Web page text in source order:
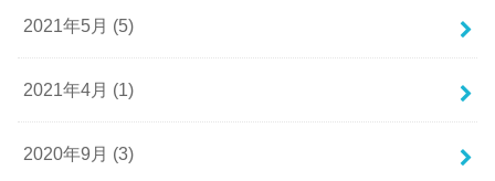
2021年5月 (5)
2021年4月 (1)
2020年9月 (3)